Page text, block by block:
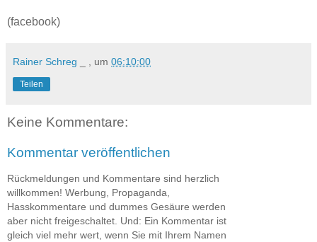
(facebook)
Rainer Schreg _ , um 06:10:00
Teilen
Keine Kommentare:
Kommentar veröffentlichen
Rückmeldungen und Kommentare sind herzlich
willkommen! Werbung, Propaganda,
Hasskommentare und dummes Gesäure werden
aber nicht freigeschaltet. Und: Ein Kommentar ist
gleich viel mehr wert, wenn Sie mit Ihrem Namen